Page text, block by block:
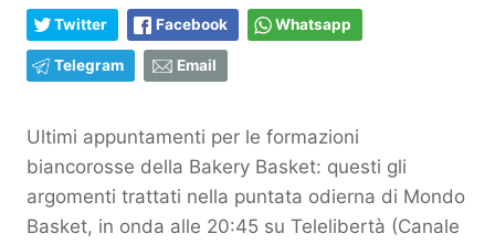
Twitter Facebook Whatsapp
Telegram Email
Ultimi appuntamenti per le formazioni
biancorosse della Bakery Basket: questi gli
argomenti trattati nella puntata odierna di Mondo
Basket, in onda alle 20:45 su Telelibertà (Canale